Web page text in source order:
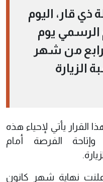
قار، اليوم
الرسمي يوم
من شهر
الزيارة
يأتي لإحياء هذه
وإتاحة الفرصة أمام
نهاية شهر كانون